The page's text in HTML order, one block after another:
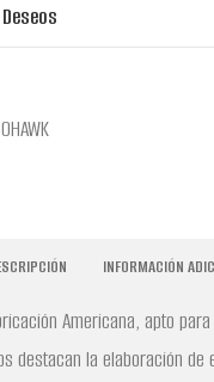
INFORMACIÓN
Americana, apto
destacan la elaboración de